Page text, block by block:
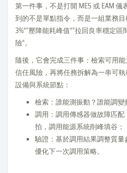
第一件事，不是打開 MES 或 EAM
到的不是單點指令，而是一組業務目
3%”“壓降能耗峰值”“拉回良率穩定
險”。
隨後，它會完成三件事：檢索可用
信任風險，再將任務拆解為一串可
設備與系統節點：
檢索：誰能測振動？誰能調
調用：調用傳感器做故障匹配
拍，調用能源系統削峰填谷；
驗證：基於調用結果調整質
優化下一次調用策略。